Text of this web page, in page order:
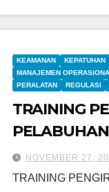
KEAMANAN KEPATUHAN
MANAJEMEN
PERALATAN
REGULASI
TRAINING
PELABUHAN
NOVEMBER 27,
TRAINING